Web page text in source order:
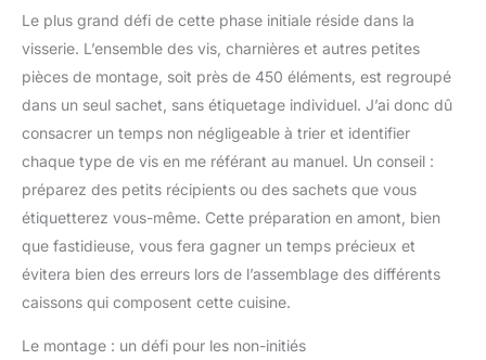
monter grâce aux
instructions détaillées
(français non garanti) et
convient donc aux
débutants. Matériel de
montage inclus.
Dimensions totales : 260
x 200 x 60 cm (l x H x
P). STELLA TRADING Le
passion. Nous sommes
synonymes de qualité
supérieure et c'est
travaillons uniquement
Le plus grand défi de cette phase initiale réside dans la
visserie. L’ensemble des vis, charnières et autres petites
pièces de montage, soit près de 450 éléments, est regroupé
dans un seul sachet, sans étiquetage individuel. J’ai donc dû
consacrer un temps non négligeable à trier et identifier
chaque type de vis en me référant au manuel. Un conseil :
préparez des petits récipients ou des sachets que vous
étiquetterez vous-même. Cette préparation en amont, bien
que fastidieuse, vous fera gagner un temps précieux et
évitera bien des erreurs lors de l’assemblage des différents
caissons qui composent cette cuisine.
Le montage : un défi pour les non-initiés